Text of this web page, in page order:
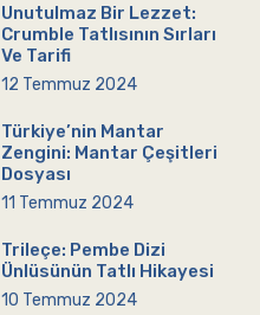
Unutulmaz Bir Lezzet:
Crumble Tatlısının Sırları
Ve Tarifi
12 Temmuz 2024
Türkiye’nin Mantar
Zengini: Mantar Çeşitleri
Dosyası
11 Temmuz 2024
Trileçe: Pembe Dizi
Ünlüsünün Tatlı Hikayesi
10 Temmuz 2024